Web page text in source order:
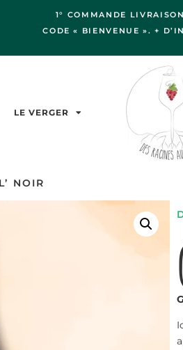
1° COMMANDE
CODE « BIENVENUE ». +
LE VERGER
NOIR